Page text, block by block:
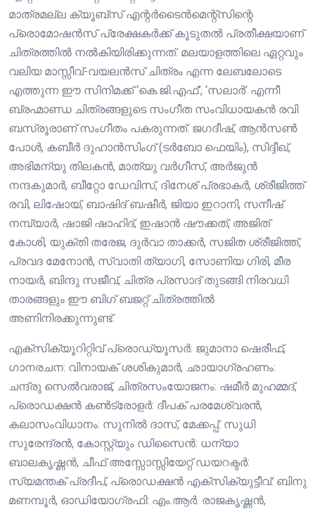
മാത്രമല്ല ക്യൂബ്സ് എന്റർടൈൻമെന്റ്സിന്റെ
പ്രൊമോഷൻസ് പ്രേക്ഷകർക്ക് കൂടുതൽ പ്രതീക്ഷയാണ്
ചിത്രത്തിൽ നൽകിയിരിക്കുന്നത്. മലയാളത്തിലെ ഏറ്റവും
വലിയ മാസ്സീവ്-വയലൻസ് ചിത്രം എന്ന ലേബലോടെ
എത്തുന്ന ഈ സിനിമക്ക് ‘കെ.ജി.എഫ്’, ‘സലാർ’ എന്നീ
ബ്രഹ്മാണ്ഡ ചിത്രങ്ങളുടെ സംഗീത സംവിധായകൻ രവി
ബസ്രൂരാണ് സംഗീതം പകരുന്നത്. ജഗദീഷ്, ആൻസൺ
പോൾ, കബീർ ദുഹാൻസിംഗ് (ടർബോ ഫെയിം), സിദ്ദീഖ്,
അഭിമന്യു തിലകൻ, മാത്യു വർഗീസ്, അർജുൻ
നന്ദകുമാർ, ബീറ്റോ ഡേവിസ്, ദിനേശ് പ്രഭാകർ, ശ്രീജിത്ത്
രവി, ലിഷോയ്, ബാഷിദ് ബഷീർ, ജിയാ ഇറാനി, സനീഷ്
നമ്പ്യാർ, ഷാജി ഷാഹിദ്, ഇഷാൻ ഷൗക്കത്, അജിത്
കോശി, യുക്തി തരേജ, ദുർവാ താക്കർ, സജിത ശ്രീജിത്ത്,
പ്രവദ മേനോൻ, സ്വാതി ത്യാഗി, സോണിയ ഗിരി, മീര
നായർ, ബിന്ദു സജീവ്, ചിത്ര പ്രസാദ് തുടങ്ങി നിരവധി
താരങ്ങളും ഈ ബിഗ് ബജറ്റ് ചിത്രത്തിൽ
അണിനിരക്കുന്നുണ്ട്.
എക്സിക്യൂറിറ്റിവ് പ്രൊഡ്യൂസർ: ജുമാനാ ഷെരീഫ്,
ഗാനരചന: വിനായക് ശശികുമാർ, ഛായാഗ്രഹണം:
ചന്ദ്രു സെൽവരാജ്, ചിത്രസംയോജനം: ഷമീർ മുഹമ്മദ്,
പ്രൊഡക്ഷൻ കൺട്രോളർ: ദീപക് പരമേശ്വരൻ,
കലാസംവിധാനം: സുനിൽ ദാസ്, മേക്കപ്പ്: സുധി
സുരേന്ദ്രൻ, കോസ്റ്റ്യും ഡിസൈൻ: ധന്യാ
ബാലകൃഷ്ണൻ, ചീഫ് അസ്സോസ്സിയേറ്റ് ഡയറക്ടർ:
സ്യമന്തക് പ്രദീപ്, പ്രൊഡക്ഷൻ എക്സിക്യുട്ടീവ്: ബിനു
മണമ്പൂർ, ഓഡിയോഗ്രഫി: എം.ആർ. രാജകൃഷ്ണൻ,